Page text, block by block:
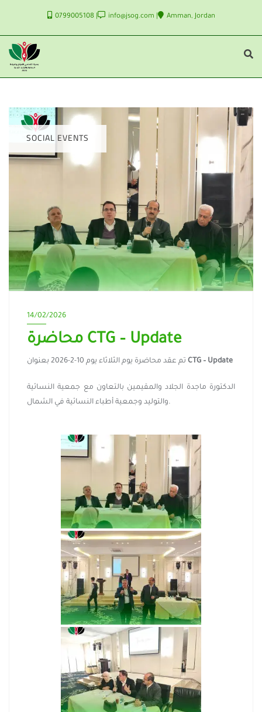
0799005108 info@jsog.com Amman, Jordan
SOCIAL EVENTS
14/02/2026
محاضرة CTG – Update
CTG – Update
الدكتورة ماجدة الجلاد والمقيمين بالتعاون مع جمعية النسائية
والتوليد وجمعية أطباء النسائية في الشمال.